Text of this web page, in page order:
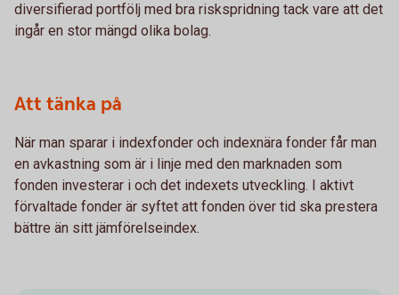
diversifierad portfölj med bra riskspridning tack vare att det
ingår en stor mängd olika bolag.
Att tänka på
När man sparar i indexfonder och indexnära fonder får man
en avkastning som är i linje med den marknaden som
fonden investerar i och det indexets utveckling. I aktivt
förvaltade fonder är syftet att fonden över tid ska prestera
bättre än sitt jämförelseindex.